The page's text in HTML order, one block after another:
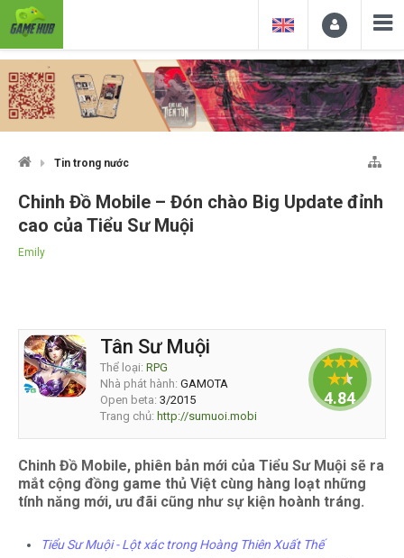
Tin trong nước
Chinh Đồ Mobile – Đón chào Big Update đỉnh
cao của Tiểu Sư Muội
Emily
Tân Sư Muội
Thể loại: RPG
Nhà phát hành: GAMOTA
Open beta: 3/2015
Trang chủ: http://sumuoi.mobi
4.844
Chinh Đồ Mobile, phiên bản mới của Tiểu Sư Muội sẽ ra
mắt cộng đồng game thủ Việt cùng hàng loạt những
tính năng mới, ưu đãi cũng như sự kiện hoành tráng.
Tiểu Sư Muội - Lột xác trong Hoàng Thiên Xuất Thế